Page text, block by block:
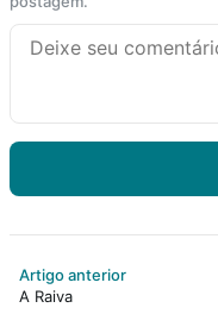
Artigo anterior
A Raiva